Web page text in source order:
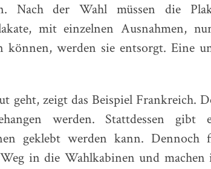
Nach der Wahl müssen die
mit einzelnen Ausnahmen,
können, werden sie entsorgt. Eine
geht, zeigt das Beispiel Frankreich.
werden. Stattdessen gibt
geklebt werden kann. Dennoch
in die Wahlkabinen und machen